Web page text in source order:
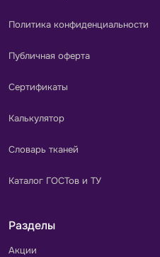
Политика конфиденциальности
Публичная оферта
Сертификаты
Калькулятор
Словарь тканей
Каталог ГОСТов и ТУ
Разделы
Акции